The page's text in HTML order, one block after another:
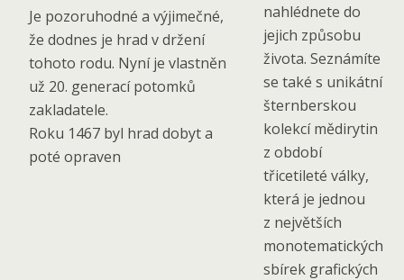
nahlédnete do
jejich způsobu
života. Seznámíte
se také s unikátní
šternberskou
kolekcí mědirytin
z období
třicetileté války,
která je jednou
z největších
monotematických
sbírek grafických
Je pozoruhodné a výjimečné,
že dodnes je hrad v držení
tohoto rodu. Nyní je vlastněn
už 20. generací potomků
zakladatele.
Roku 1467 byl hrad dobyt a
poté opraven